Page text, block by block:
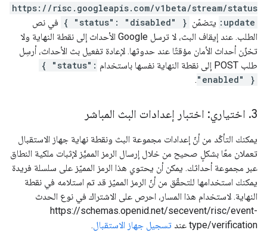
https://risc.googleapis.com/v1beta/stream/status
:update يتضمّن { "status": "disabled" } في نص
الطلب. عند إيقاف البث، لا ترسل Google الأحداث إلى نقطة النهاية ولا
تخزّن أحداث الأمان مؤقتًا عند حدوثها. لإعادة تفعيل بث الأحداث، أرسِل
طلب POST إلى نقطة النهاية نفسها باستخدام
{ "status":
"enabled" }
.
‫3
. اختياري: اختبار إعدادات البث المباشر
يمكنك التأكّد من أنّ إعدادات مجموعة البث ونقطة نهاية جهاز الاستقبال
تعملان معًا بشكلٍ صحيح من خلال إرسال الرمز المميَّز لإثبات ملكية النطاق
عبر مجموعة أحداثك. يمكن أن يحتوي هذا الرمز المميّز على سلسلة فريدة
يمكنك استخدامها للتحقّق من أنّ الرمز المميّز قد تم استلامه في نقطة
النهاية. لاستخدام هذا المسار، احرص على الاشتراك في نوع الحدث
https://schemas.openid.net/secevent/risc/event-
type/verification عند
تسجيل جهاز الاستقبال.